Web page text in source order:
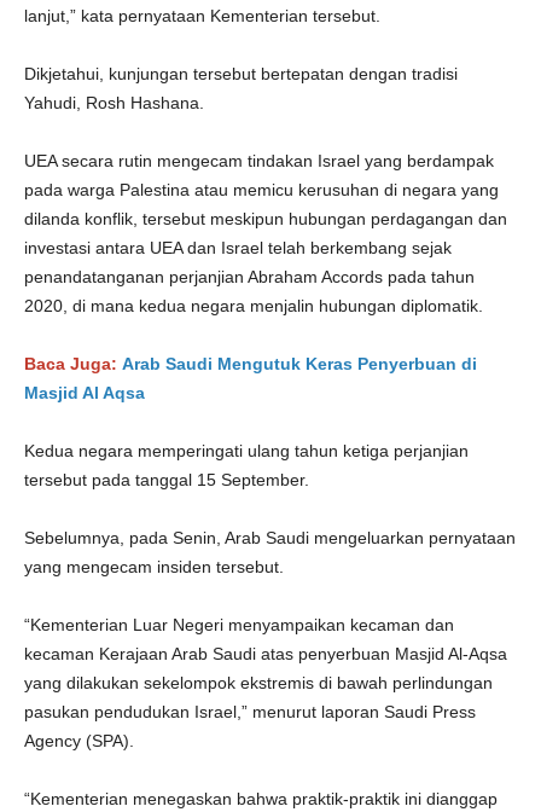
lanjut,” kata pernyataan Kementerian tersebut.
Dikjetahui, kunjungan tersebut bertepatan dengan tradisi
Yahudi, Rosh Hashana.
UEA secara rutin mengecam tindakan Israel yang berdampak
pada warga Palestina atau memicu kerusuhan di negara yang
dilanda konflik, tersebut meskipun hubungan perdagangan dan
investasi antara UEA dan Israel telah berkembang sejak
penandatanganan perjanjian Abraham Accords pada tahun
2020, di mana kedua negara menjalin hubungan diplomatik.
Baca Juga: Arab Saudi Mengutuk Keras Penyerbuan di
Masjid Al Aqsa
Kedua negara memperingati ulang tahun ketiga perjanjian
tersebut pada tanggal 15 September.
Sebelumnya, pada Senin, Arab Saudi mengeluarkan pernyataan
yang mengecam insiden tersebut.
“Kementerian Luar Negeri menyampaikan kecaman dan
kecaman Kerajaan Arab Saudi atas penyerbuan Masjid Al-Aqsa
yang dilakukan sekelompok ekstremis di bawah perlindungan
pasukan pendudukan Israel,” menurut laporan Saudi Press
Agency (SPA).
“Kementerian menegaskan bahwa praktik-praktik ini dianggap